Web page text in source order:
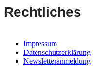
Rechtliches
Impressum
Datenschutzerklärung
Newsletteranmeldung